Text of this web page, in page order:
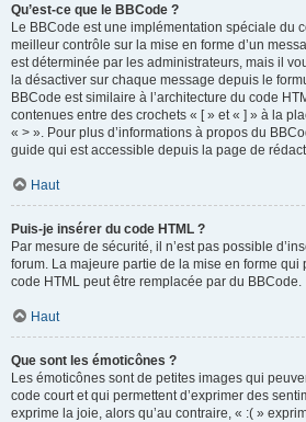
Qu’est-ce que le BBCode ?
Le BBCode est une implémentation spéciale du
meilleur contrôle sur la mise en forme d’un
est déterminée par les administrateurs, mais il
la désactiver sur chaque message depuis le
BBCode est similaire à l’architecture du code
contenues entre des crochets « [ » et « ] » à la
« > ». Pour plus d’informations à propos du
guide qui est accessible depuis la page de
Haut
Puis-je insérer du code HTML ?
Par mesure de sécurité, il n’est pas possible
forum. La majeure partie de la mise en forme qui
code HTML peut être remplacée par du BBCode.
Haut
Que sont les émoticônes ?
Les émoticônes sont de petites images qui
code court et qui permettent d’exprimer des
exprime la joie, alors qu’au contraire, « :( »